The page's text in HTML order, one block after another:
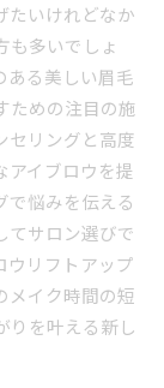
たいけれどなか
多いでしょ
ある美しい眉毛
ための注目の施
セリングと高度
アイブロウを提
で悩みを伝える
てサロン選びで
ウリフトアップ
メイク時間の短
りを叶える新し